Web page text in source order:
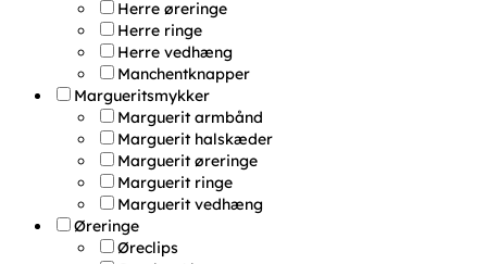
Herre øreringe
Herre ringe
Herre vedhæng
Manchentknapper
Margueritsmykker
Marguerit armbånd
Marguerit halskæder
Marguerit øreringe
Marguerit ringe
Marguerit vedhæng
Øreringe
Øreclips